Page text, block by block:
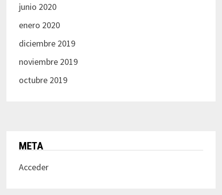
junio 2020
enero 2020
diciembre 2019
noviembre 2019
octubre 2019
META
Acceder